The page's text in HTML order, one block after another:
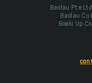
Baolau Pte
Baolau Co
Boeki Up